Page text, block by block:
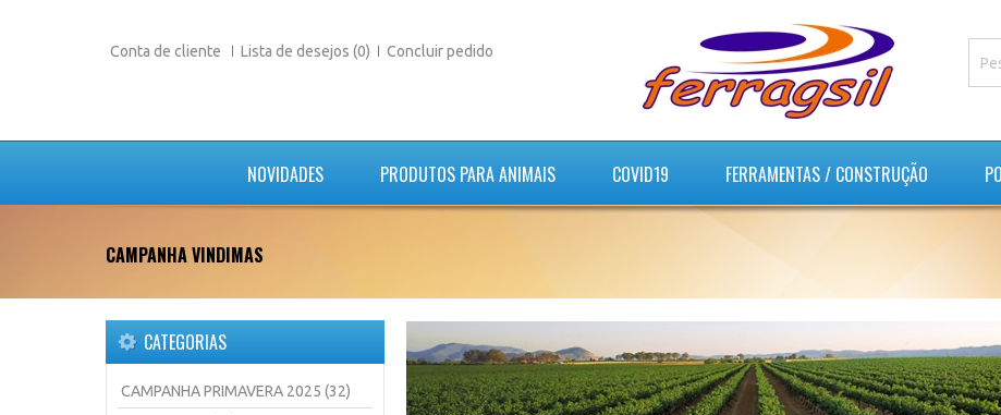
Conta de cliente Lista de desejos (0) Concluir pedido
NOVIDADES PRODUTOS PARA ANIMAIS COVID19 FERRAMENTAS / CONSTRUÇÃO
CAMPANHA VINDIMAS
CATEGORIAS
CAMPANHA PRIMAVERA 2025 (32)